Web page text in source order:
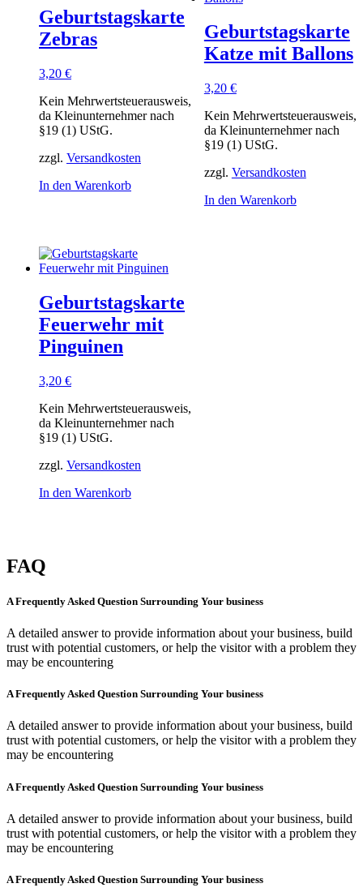
Geburtstagskarte
Zebras
3,20 €
Kein Mehrwertsteuerausweis,
da Kleinunternehmer nach
§19 (1) UStG.
zzgl. Versandkosten
In den Warenkorb
Geburtstagskarte
Katze mit Ballons
3,20 €
Kein Mehrwertsteuerausweis,
da Kleinunternehmer nach
§19 (1) UStG.
zzgl. Versandkosten
In den Warenkorb
Geburtstagskarte
Feuerwehr mit
Pinguinen
3,20 €
Kein Mehrwertsteuerausweis,
da Kleinunternehmer nach
§19 (1) UStG.
zzgl. Versandkosten
In den Warenkorb
FAQ
A Frequently Asked Question Surrounding Your business
A detailed answer to provide information about your business, build
trust with potential customers, or help the visitor with a problem they
may be encountering
A Frequently Asked Question Surrounding Your business
A detailed answer to provide information about your business, build
trust with potential customers, or help the visitor with a problem they
may be encountering
A Frequently Asked Question Surrounding Your business
A detailed answer to provide information about your business, build
trust with potential customers, or help the visitor with a problem they
may be encountering
A Frequently Asked Question Surrounding Your business